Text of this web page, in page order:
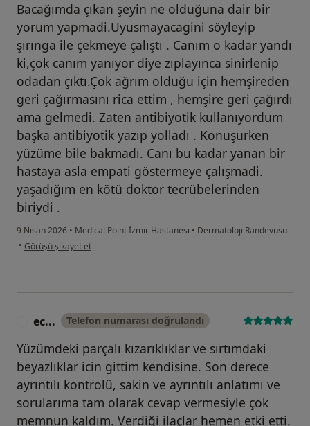
Bacağımda çıkan şeyin ne olduğuna dair bir
yorum yapmadi.Uyusmayacagini söyleyip
şırınga ile çekmeye çalıştı . Canım o kadar yandı
ki,çok canım yanıyor diye zıplayınca sinirlenip
odadan çıktı.Çok ağrım olduğu için hemşireden
geri çağırmasını rica ettim , hemşire geri çağırdı
ama gelmedi. Zaten antibiyotik kullanıyordum
başka antibiyotik yazıp yolladı . Konuşurken
yüzüme bile bakmadı. Canı bu kadar yanan bir
hastaya asla empati göstermeye çalışmadi.
yaşadığım en kötü doktor tecrübelerinden
biriydi .
9 Nisan 2026 • Medical Point İzmir Hastanesi • Dermatoloji Randevusu
• kullanıcının görüşüne göre d.....
Görüşü şikayet et
ec... Telefon numarası doğrulandı
Yüzümdeki parçalı kızarıklıklar ve sırtımdaki
beyazlıklar icin gittim kendisine. Son derece
ayrıntılı kontrolü, sakin ve ayrıntılı anlatımı ve
sorularıma tam olarak cevap vermesiyle çok
memnun kaldım. Verdiği ilaçlar hemen etki etti.